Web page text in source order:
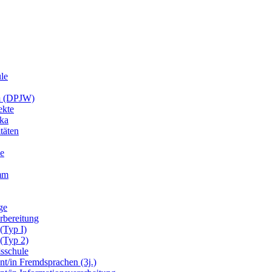
(DPJW)
I)
2)
in­ Fremdsprachen (3j.)